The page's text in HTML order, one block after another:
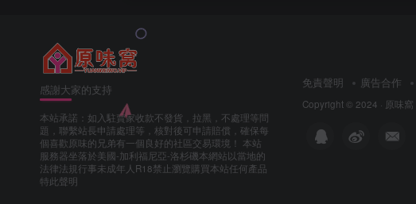
感謝大家的支持
本站承諾：如入駐賣家收款不發貨，拉黑，不處理等問
題，聯繫站長申請處理等，核對後可申請賠償，確保每
個喜歡原味的兄弟有一個良好的社區交易環境！ 本站
服務器坐落於美國-加利福尼亞-洛杉磯本網站以當地的
法律法規行事未成年人R18禁止瀏覽購買本站任何產品
特此聲明
免責聲明 廣告合作
Copyright © 2024 · 原味窩